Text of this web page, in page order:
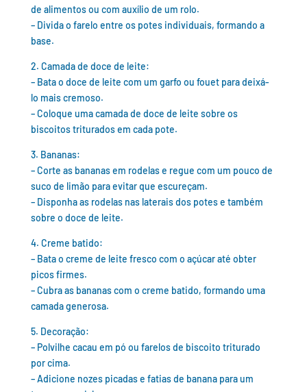
de alimentos ou com auxílio de um rolo.
– Divida o farelo entre os potes individuais, formando a
base.
2. Camada de doce de leite:
– Bata o doce de leite com um garfo ou fouet para deixá-
lo mais cremoso.
– Coloque uma camada de doce de leite sobre os
biscoitos triturados em cada pote.
3. Bananas:
– Corte as bananas em rodelas e regue com um pouco de
suco de limão para evitar que escureçam.
– Disponha as rodelas nas laterais dos potes e também
sobre o doce de leite.
4. Creme batido:
– Bata o creme de leite fresco com o açúcar até obter
picos firmes.
– Cubra as bananas com o creme batido, formando uma
camada generosa.
5. Decoração:
– Polvilhe cacau em pó ou farelos de biscoito triturado
por cima.
– Adicione nozes picadas e fatias de banana para um